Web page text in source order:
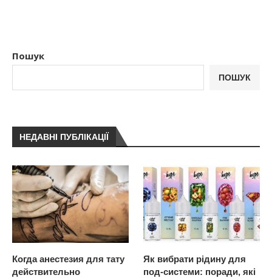
Пошук
ПОШУК
НЕДАВНІ ПУБЛІКАЦІЇ
Когда анестезия для тату
действительно
Як вибрати рідину для
под-системи: поради, які